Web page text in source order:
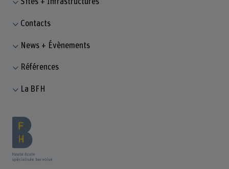
Sites + Infrastructures
Contacts
News + Évènements
Références
La BFH